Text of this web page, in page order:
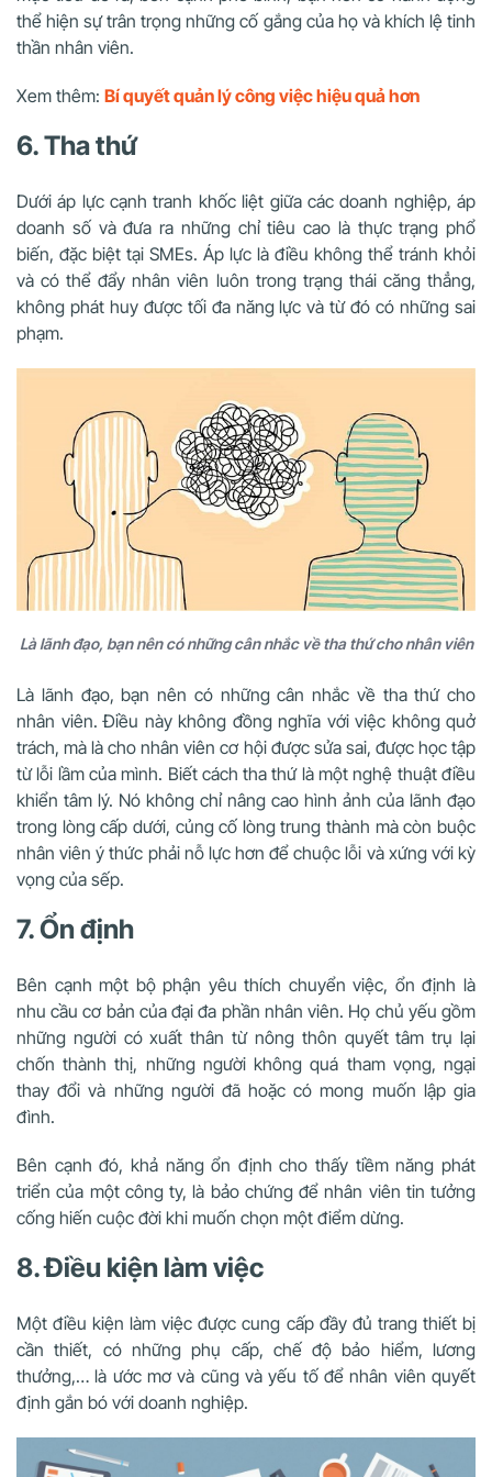
thể hiện sự trân trọng những cố gắng của họ và khích lệ tinh
thần nhân viên.
Xem thêm: Bí quyết quản lý công việc hiệu quả hơn
6. Tha thứ
Dưới áp lực cạnh tranh khốc liệt giữa các doanh nghiệp, áp
doanh số và đưa ra những chỉ tiêu cao là thực trạng phổ
biến, đặc biệt tại SMEs. Áp lực là điều không thể tránh khỏi
và có thể đẩy nhân viên luôn trong trạng thái căng thẳng,
không phát huy được tối đa năng lực và từ đó có những sai
phạm.
Là lãnh đạo, bạn nên có những cân nhắc về tha thứ cho nhân viên
Là lãnh đạo, bạn nên có những cân nhắc về tha thứ cho
nhân viên. Điều này không đồng nghĩa với việc không quở
trách, mà là cho nhân viên cơ hội được sửa sai, được học tập
từ lỗi lầm của mình. Biết cách tha thứ là một nghệ thuật điều
khiển tâm lý. Nó không chỉ nâng cao hình ảnh của lãnh đạo
trong lòng cấp dưới, củng cố lòng trung thành mà còn buộc
nhân viên ý thức phải nỗ lực hơn để chuộc lỗi và xứng với kỳ
vọng của sếp.
7. Ổn định
Bên cạnh một bộ phận yêu thích chuyển việc, ổn định là
nhu cầu cơ bản của đại đa phần nhân viên. Họ chủ yếu gồm
những người có xuất thân từ nông thôn quyết tâm trụ lại
chốn thành thị, những người không quá tham vọng, ngại
thay đổi và những người đã hoặc có mong muốn lập gia
đình.
Bên cạnh đó, khả năng ổn định cho thấy tiềm năng phát
triển của một công ty, là bảo chứng để nhân viên tin tưởng
cống hiến cuộc đời khi muốn chọn một điểm dừng.
8. Điều kiện làm việc
Một điều kiện làm việc được cung cấp đầy đủ trang thiết bị
cần thiết, có những phụ cấp, chế độ bảo hiểm, lương
thưởng,… là ước mơ và cũng và yếu tố để nhân viên quyết
định gắn bó với doanh nghiệp.